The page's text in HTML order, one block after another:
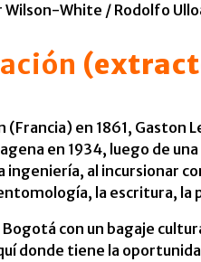
Wilson-White / Rodolfo
(Francia) en 1861, Gaston
en 1934, luego de
ingeniería, al incursionar
la escritura, la
con un bagaje
donde tiene la